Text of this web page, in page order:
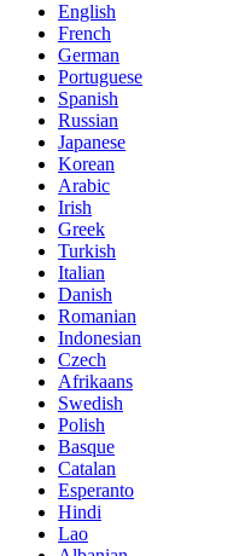
English
French
German
Portuguese
Spanish
Russian
Japanese
Korean
Arabic
Irish
Greek
Turkish
Italian
Danish
Romanian
Indonesian
Czech
Afrikaans
Swedish
Polish
Basque
Catalan
Esperanto
Hindi
Lao